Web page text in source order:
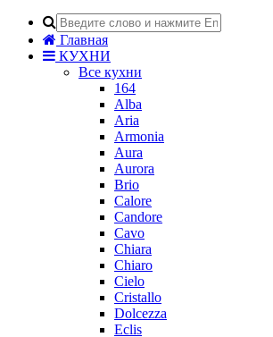
Главная
КУХНИ
Все кухни
164
Alba
Aria
Armonia
Aura
Aurora
Brio
Calore
Candore
Cavo
Chiara
Chiaro
Cielo
Cristallo
Dolcezza
Eclis